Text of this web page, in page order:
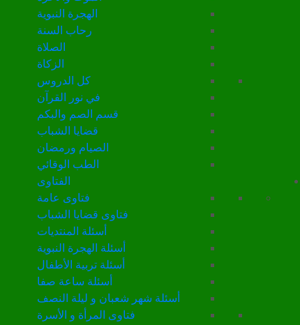
الهجرة النبوية
رحاب السنة
الصلاة
الزكاة
كل الدروس
في نور القرآن
قسم الصم والبكم
قضايا الشباب
الصيام ورمضان
الطب الوقائي
الفتاوى
فتاوى عامة
فتاوى قضايا الشباب
أسئلة المنتديات
أسئلة الهجرة النبوية
أسئلة تربية الأطفال
أسئلة ساعة صفا
أسئلة شهر شعبان و ليلة النصف
فتاوى المرأة و الأسرة